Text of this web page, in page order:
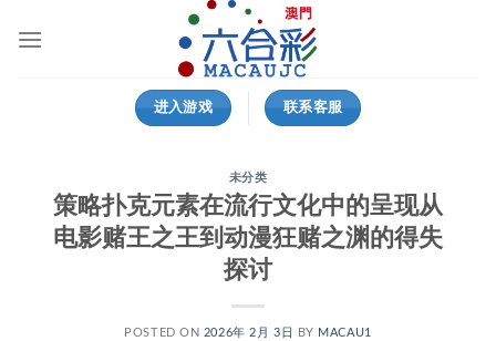
进入游戏 联系客服
未分类
策略扑克元素在流行文化中的呈现从
电影赌王之王到动漫狂赌之渊的得失
探讨
POSTED ON 2026年 2月 3日 BY MACAU1